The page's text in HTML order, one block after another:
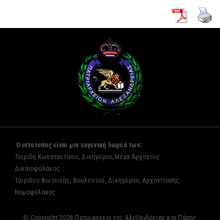
Ο ιστότοπος είναι μια ευγενική δωρεά των:
Τσιρίδη Κωνσταντίνου, Δικηγόρου,Μέγα Άρχοντος
Δικαιοφύλακος
Τσιρίδου Φωτεινής, Βουλευτού, Δικηγόρου, Αρχοντίσσης
Νομοφύλακος
© Copyright 2026 Πατριαρχείο της Αλεξανδρείας και Πάσης